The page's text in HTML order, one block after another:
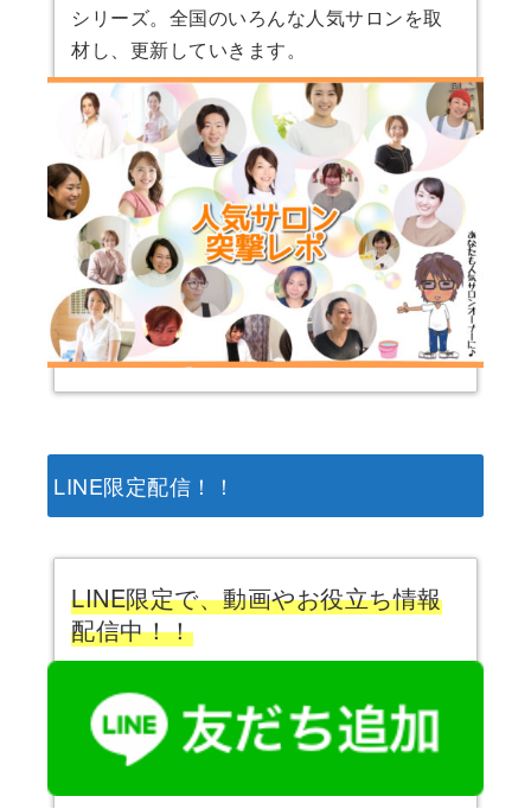
シリーズ。全国のいろんな人気サロンを取
材し、更新していきます。
LINE限定配信！！
LINE限定で、動画やお役立ち情報
配信中！！